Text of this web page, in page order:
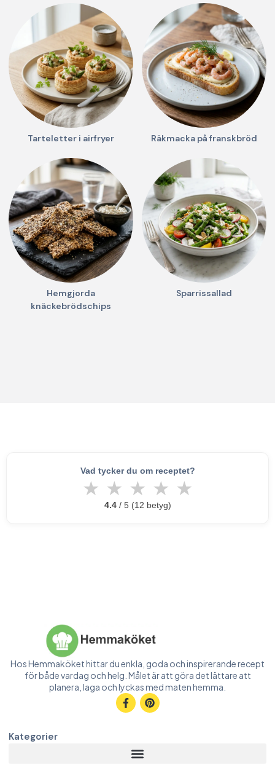
Tarteletter i airfryer Räkmacka på franskbröd
Hemgjorda
knäckebrödschips
Sparrissallad
Vad tycker du om receptet?
★ ★ ★ ★ ★
4.4/ 5 (12 betyg)
Hos Hemmaköket hittar du enkla, goda och inspirerande recept
för både vardag och helg. Målet är att göra det lättare att
planera, laga och lyckas med maten hemma.
Kategorier